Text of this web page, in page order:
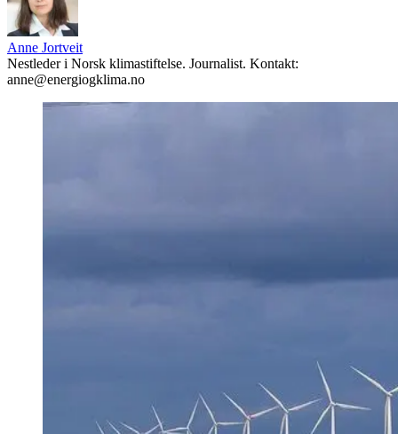
Anne Jortveit
Nestleder i Norsk klimastiftelse. Journalist. Kontakt:
anne@energiogklima.no